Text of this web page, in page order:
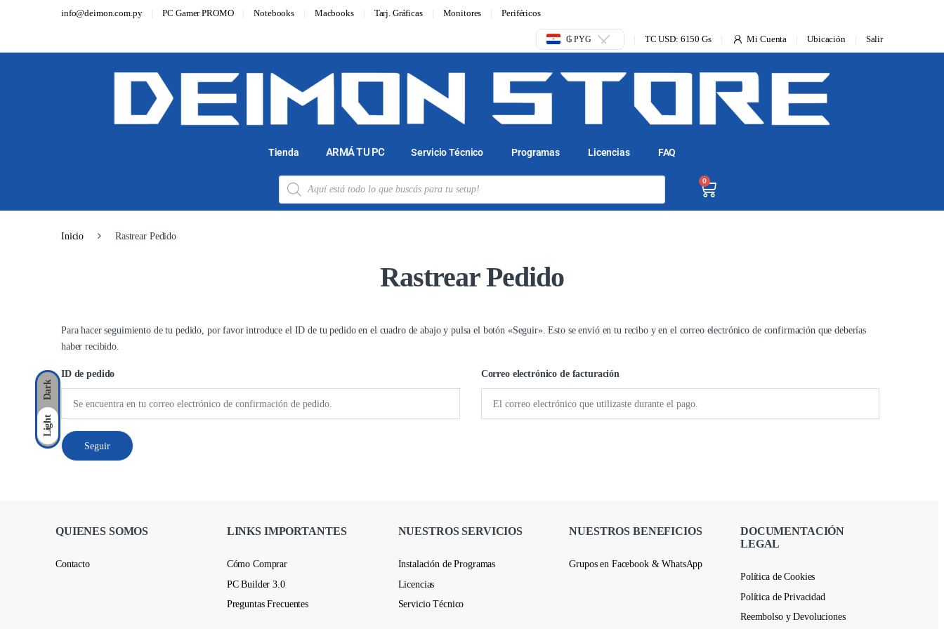
Dark
Light
info@deimon.com.py PC Gamer PROMO Notebooks Macbooks Tarj. Gráficas Monitores Periféricos
₲ PYG TC USD: 6150 Gs Mi Cuenta Ubicación Salir
Tienda ARMÁ TU PC Servicio Técnico Programas Licencias FAQ
0
Inicio Rastrear Pedido
Rastrear Pedido
Para hacer seguimiento de tu pedido, por favor introduce el ID de tu pedido en el cuadro de abajo y pulsa el botón «Seguir». Esto se envió en tu recibo y en el correo electrónico de confirmación que deberías
haber recibido.
ID de pedido Correo electrónico de facturación
Seguir
QUIENES SOMOS
Contacto
LINKS IMPORTANTES
Cómo Comprar
PC Builder 3.0
Preguntas Frecuentes
NUESTROS SERVICIOS
Instalación de Programas
Licencias
Servicio Técnico
NUESTROS BENEFICIOS
Grupos en Facebook & WhatsApp
DOCUMENTACIÓN
LEGAL
Política de Cookies
Política de Privacidad
Reembolso y Devoluciones